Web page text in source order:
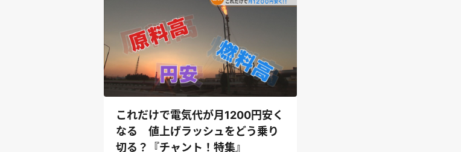
これだけで電気代が月1200円安く
なる 値上げラッシュをどう乗り
切る？『チャント！特集』